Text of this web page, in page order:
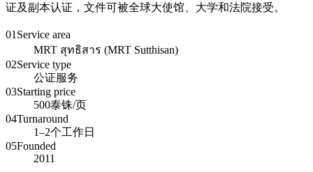
证及副本认证，文件可被全球大使馆、大学和法院接受。
01 Service area
MRT สุทธิสาร (MRT Sutthisan)
02Service type
公证服务
03Starting price
500泰铢/页
04Turnaround
1–2个工作日
05Founded
2011